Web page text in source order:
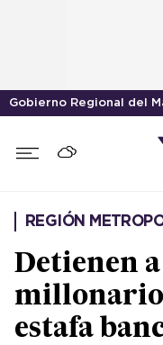
Gobierno Regional del
REGIÓN
Detienen
estafa